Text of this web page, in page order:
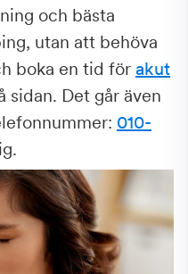
och bästa
utan att behöva
boka en tid för akut
sidan. Det går även
010-